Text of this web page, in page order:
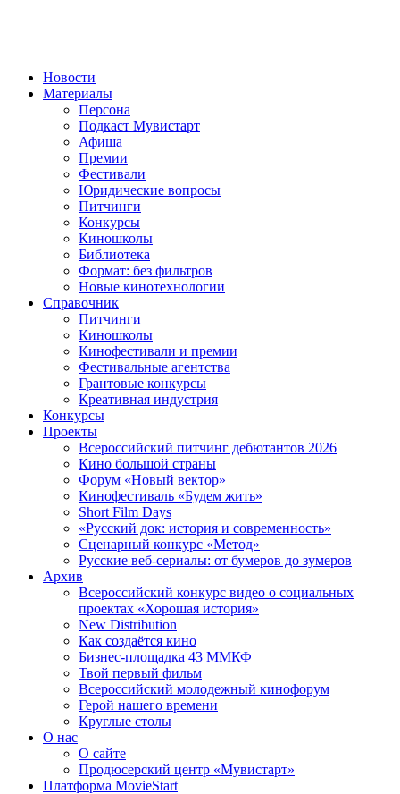
Новости
Материалы
Персона
Подкаст Мувистарт
Афиша
Премии
Фестивали
Юридические вопросы
Питчинги
Конкурсы
Киношколы
Библиотека
Формат: без фильтров
Новые кинотехнологии
Справочник
Питчинги
Киношколы
Кинофестивали и премии
Фестивальные агентства
Грантовые конкурсы
Креативная индустрия
Конкурсы
Проекты
Всероссийский питчинг дебютантов 2026
Кино большой страны
Форум «Новый вектор»
Кинофестиваль «Будем жить»
Short Film Days
«Русский док: история и современность»
Сценарный конкурс «Метод»
Русские веб-сериалы: от бумеров до зумеров
Архив
Всероссийский конкурс видео о социальных
проектах «Хорошая история»
New Distribution
Как создаётся кино
Бизнес-площадка 43 ММКФ
Твой первый фильм
Всероссийский молодежный кинофорум
Герой нашего времени
Круглые столы
О нас
О сайте
Продюсерский центр «Мувистарт»
Платформа MovieStart